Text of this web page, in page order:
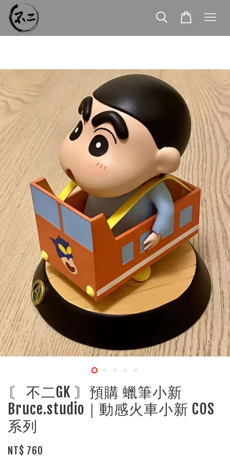
〘 不二GK 〙預購 蠟筆小新
Bruce.studio｜動感火車小新 COS
系列
NT$ 760